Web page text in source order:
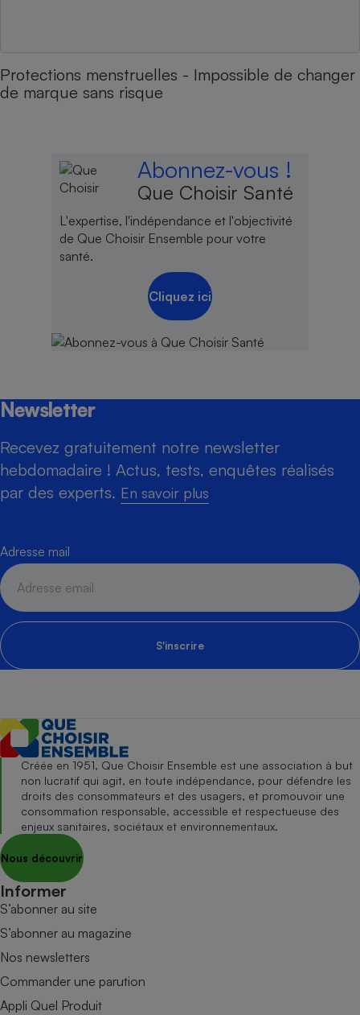
Protections menstruelles - Impossible de changer
de marque sans risque
Abonnez-vous !
Que Choisir Santé
L'expertise, l'indépendance et l'objectivité
de Que Choisir Ensemble pour votre
santé.
Cliquez ici
Newsletter
Recevez gratuitement notre newsletter
hebdomadaire ! Actus, tests, enquêtes réalisés
par des experts. En savoir plus
Adresse mail
S'inscrire
Créée en 1951, Que Choisir Ensemble est une association à but
non lucratif qui agit, en toute indépendance, pour défendre les
droits des consommateurs et des usagers, et promouvoir une
consommation responsable, accessible et respectueuse des
enjeux sanitaires, sociétaux et environnementaux.
Nous découvrir
Informer
S’abonner au site
S’abonner au magazine
Nos newsletters
Commander une parution
Appli Quel Produit